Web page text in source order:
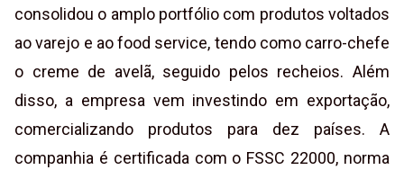
consolidou o amplo portfólio com produtos voltados
ao varejo e ao food service, tendo como carro-chefe
o creme de avelã, seguido pelos recheios. Além
disso, a empresa vem investindo em exportação,
comercializando produtos para dez países. A
companhia é certificada com o FSSC 22000, norma